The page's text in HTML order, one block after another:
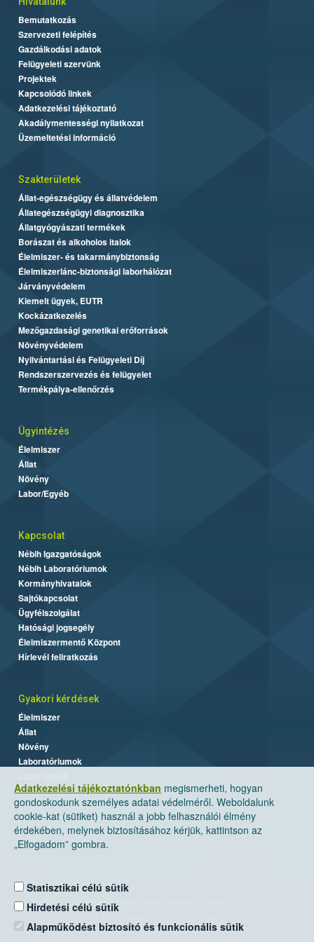
Adatkezelési tájékoztatónkban megismerheti, hogyan
gondoskodunk személyes adatai védelméről. Weboldalunk
cookie-kat (sütiket) használ a jobb felhasználói élmény
érdekében, melynek biztosításához kérjük, kattintson az
„Elfogadom” gombra.
Statisztikai célú sütik
Hirdetési célú sütik
Alapműködést biztosító és funkcionális sütik
Bemutatkozás
Szervezeti felépítés
Gazdálkodási adatok
Felügyeleti szervünk
Projektek
Kapcsolódó linkek
Adatkezelési tájékoztató
Akadálymentességi nyilatkozat
Üzemeltetési információ
Szakterületek
Állat-egészségügy és állatvédelem
Állategészségügyi diagnosztika
Állatgyógyászati termékek
Borászat és alkoholos italok
Élelmiszer- és takarmánybiztonság
Élelmiszerlánc-biztonsági laborhálózat
Járványvédelem
Kiemelt ügyek, EUTR
Kockázatkezelés
Mezőgazdasági genetikai erőforrások
Növényvédelem
Nyilvántartási és Felügyeleti Díj
Rendszerszervezés és felügyelet
Termékpálya-ellenőrzés
Ügyintézés
Élelmiszer
Állat
Növény
Labor/Egyéb
Kapcsolat
Nébih Igazgatóságok
Nébih Laboratóriumok
Kormányhivatalok
Sajtókapcsolat
Ügyfélszolgálat
Hatósági jogsegély
Élelmiszermentő Központ
Hírlevél feliratkozás
Gyakori kérdések
Élelmiszer
Állat
Növény
Laboratóriumok
Nemzeti Élelmiszerlánc-biztonsági Hivatal
Levelezési cím: 1525 Budapest. Pf. 30.